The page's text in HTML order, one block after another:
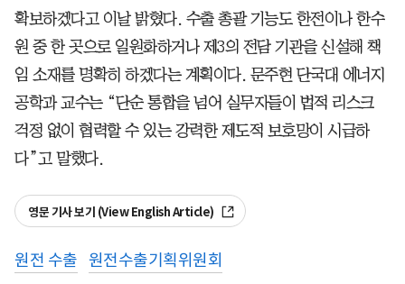
확보하겠다고 이날 밝혔다. 수출 총괄 기능도 한전이나 한수
원 중 한 곳으로 일원화하거나 제3의 전담 기관을 신설해 책
임 소재를 명확히 하겠다는 계획이다. 문주현 단국대 에너지
공학과 교수는 “단순 통합을 넘어 실무자들이 법적 리스크
걱정 없이 협력할 수 있는 강력한 제도적 보호망이 시급하
다”고 말했다.
영문 기사 보기 (View English Article)
원전 수출 원전수출기획위원회